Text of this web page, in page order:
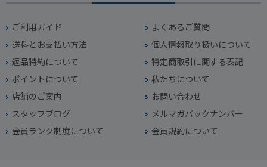
ご利用ガイド
よくあるご質問
送料とお支払い方法
個人情報取り扱いについて
返品特約について
特定商取引に関する表記
ポイントについて
私たちについて
店舗のご案内
お問い合わせ
スタッフブログ
メルマガバックナンバー
会員ランク制度について
会員規約について